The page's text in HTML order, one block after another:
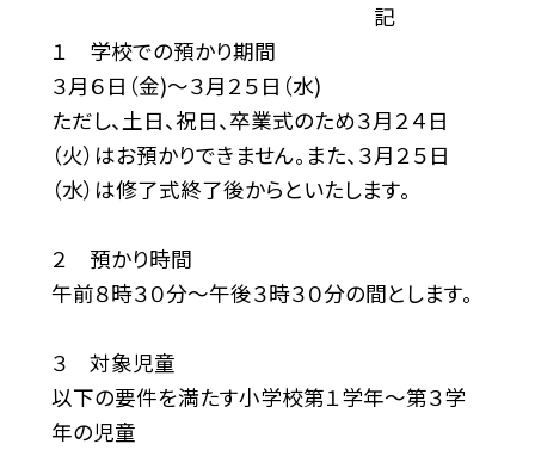
記
１ 学校での預かり期間
３月６日（金)〜３月２５日（水)
ただし、土日、祝日、卒業式のため３月２４日
（火）はお預かりできません。また、３月２５日
（水）は修了式終了後からといたします。
２ 預かり時間
午前８時３０分〜午後３時３０分の間とします。
３ 対象児童
以下の要件を満たす小学校第１学年〜第３学
年の児童